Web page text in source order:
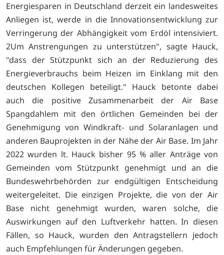
Energiesparen in Deutschland derzeit ein landesweites
Anliegen ist, werde in die Innovationsentwicklung zur
Verringerung der Abhängigkeit vom Erdöl intensiviert.
2Um Anstrengungen zu unterstützen", sagte Hauck,
"dass der Stützpunkt sich an der Reduzierung des
Energieverbrauchs beim Heizen im Einklang mit den
deutschen Kollegen beteiligt." Hauck betonte dabei
auch die positive Zusammenarbeit der Air Base
Spangdahlem mit den örtlichen Gemeinden bei der
Genehmigung von Windkraft- und Solaranlagen und
anderen Bauprojekten in der Nähe der Air Base. Im Jahr
2022 wurden lt. Hauck bisher 95 % aller Anträge von
Gemeinden vom Stützpunkt genehmigt und an die
Bundeswehrbehörden zur endgültigen Entscheidung
weitergeleitet. Die einzigen Projekte, die von der Air
Base nicht genehmigt wurden, waren solche, die
Auswirkungen auf den Luftverkehr hatten. In diesen
Fällen, so Hauck, wurden den Antragstellern jedoch
auch Empfehlungen für Änderungen gegeben.